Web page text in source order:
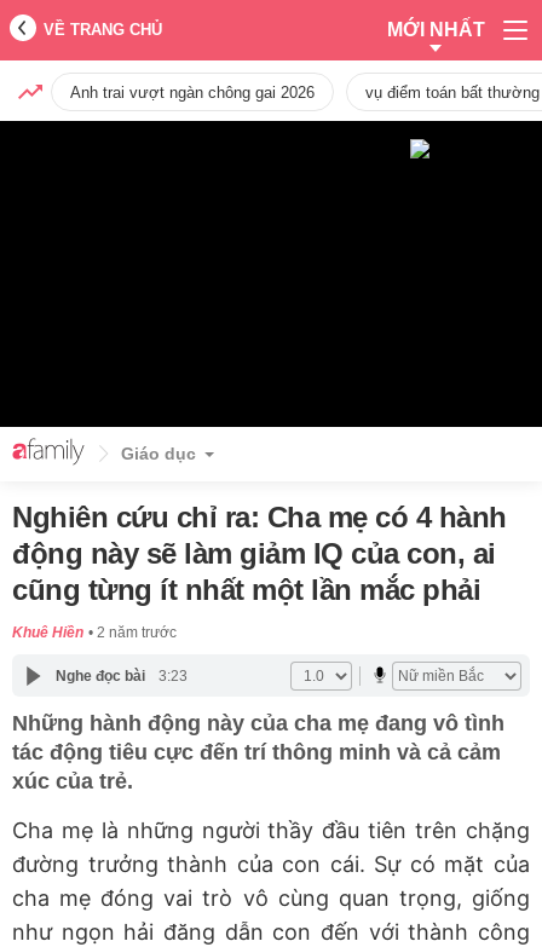
VỀ TRANG CHỦ MỚI NHẤT
Anh trai vượt ngàn chông gai 2026 vụ điểm toán bất
Giáo dục
Nghiên cứu chỉ ra: Cha mẹ có 4 hành
động này sẽ làm giảm IQ của con, ai
cũng từng ít nhất một lần mắc phải
Khuê Hiền 2 năm trước
Nghe đọc bài 3:23
Những hành động này của cha mẹ đang vô tình
tác động tiêu cực đến trí thông minh và cả cảm
xúc của trẻ.
Cha mẹ là những người thầy đầu tiên trên chặng
đường trưởng thành của con cái. Sự có mặt của
cha mẹ đóng vai trò vô cùng quan trọng, giống
như ngọn hải đăng dẫn con đến với thành công